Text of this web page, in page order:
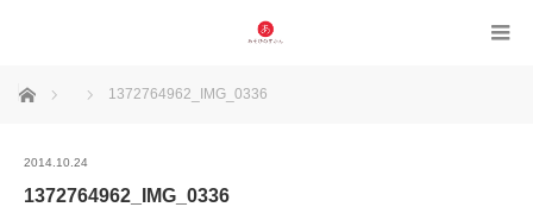
ホーム 1372764962_IMG_0336
2014.10.24
1372764962_IMG_0336